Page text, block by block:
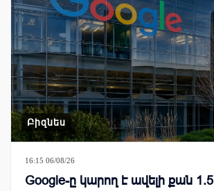
Բիզնես
16:15 06/08/26
Google-ը կարող է ավելի քան 1.5